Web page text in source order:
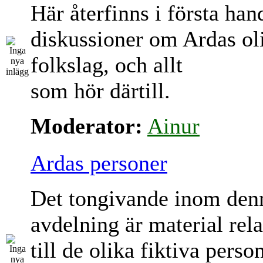
Här återfinns i första
diskussioner om Ardas
folkslag, och allt
som hör därtill.
Moderator: Ainur
Ardas personer
Det tongivande inom
avdelning är material
till de olika fiktiva